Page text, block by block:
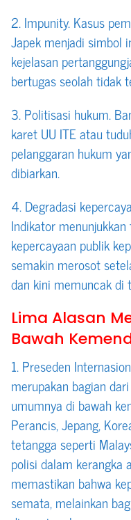
2. Impunity. Kasus
Japek menjadi simbol
kejelasan
bertugas seolah tidak
3. Politisasi hukum.
karet UU ITE atau
pelanggaran hukum
dibiarkan.
4. Degradasi
Indikator
kepercayaan publik
semakin merosot
dan kini memuncak
Lima Alasan
Bawah
1. Preseden
merupakan bagian
umumnya di bawah
Perancis, Jepang,
tetangga seperti
polisi dalam kerangka
memastikan bahwa
semata, melainkan